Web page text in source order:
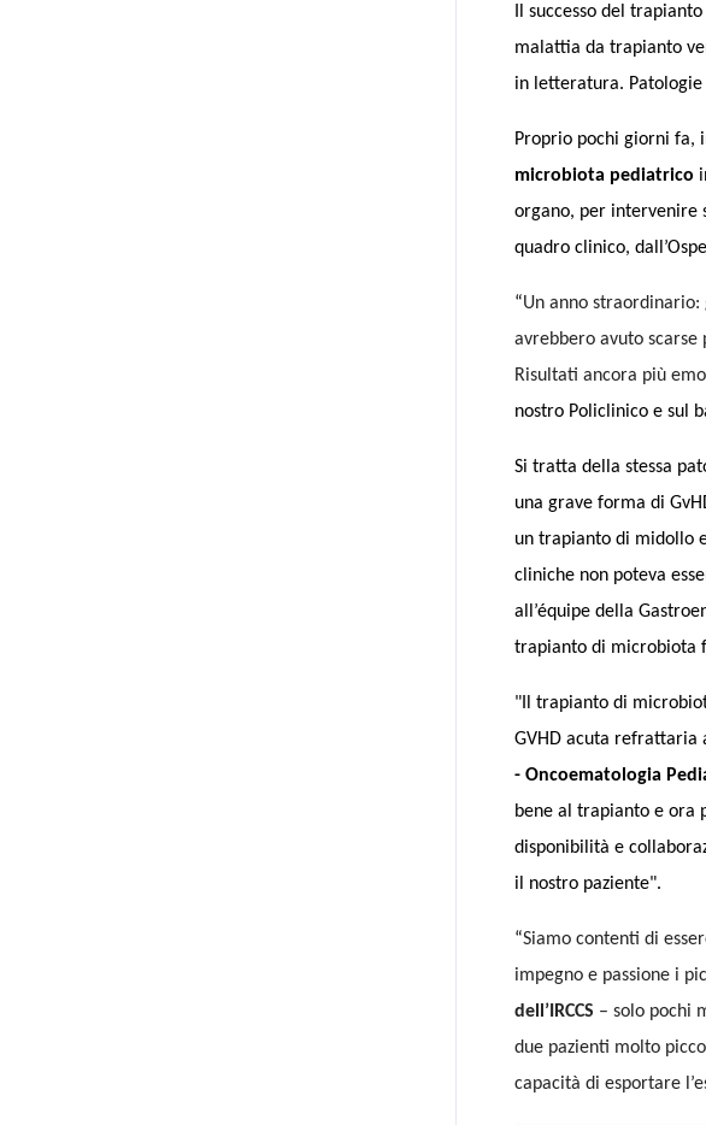
Il successo del
malattia da trapianto
in letteratura. Patologie
Proprio pochi giorni fa,
microbiota pediatrico
organo, per intervenire
quadro clinico,
“Un anno
avrebbero avuto
Risultati ancora più
nostro Policlinico e sul
Si tratta della stessa
una grave forma di
un trapianto di midollo
cliniche non poteva
all’équipe della
trapianto di microbiota
"Il trapianto di
GVHD acuta refrattaria
- Oncoematologia
bene al trapianto e ora
disponibilità e
il nostro paziente".
“Siamo contenti di
impegno e passione i
dell’IRCCS – solo pochi
due pazienti molto
capacità di esportare